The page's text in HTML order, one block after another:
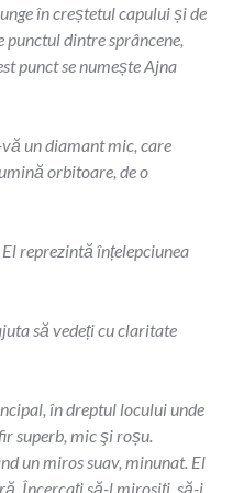
în creștetul capului și de
punctul dintre sprâncene,
punct se numește Ajna
un diamant mic, care
orbitoare, de o
reprezintă înțelepciunea
să vedeți cu claritate
în dreptul locului unde
superb, mic şi roșu.
un miros suav, minunat. El
Încercați să-l mirosiți, să-i